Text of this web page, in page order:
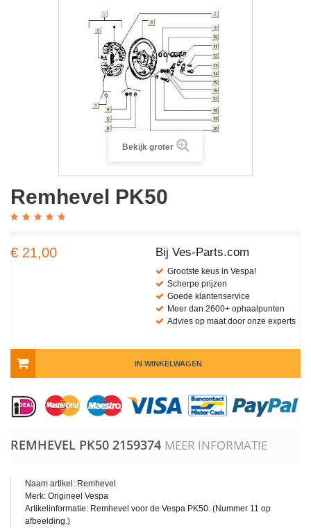
Bekijk groter
Remhevel PK50
€ 21,00 Bij Ves-Parts.com
Grootste keus in Vespa!
Scherpe prijzen
Goede klantenservice
Meer dan 2600+ ophaalpunten
Advies op maat door onze experts
IN WINKELWAGEN
REMHEVEL PK50 2159374 MEER INFORMATIE
Naam artikel: Remhevel
Merk: Origineel Vespa
Artikelinformatie: Remhevel voor de Vespa PK50. (Nummer 11 op
afbeelding.)